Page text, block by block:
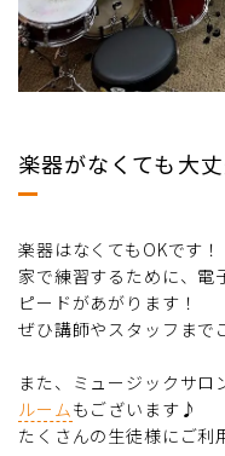
楽器がなくても大
楽器はなくてもOKです！
家で練習するために、電
ピードがあがります！
ぜひ講師やスタッフまで
また、ミュージックサロ
ルーム もございます♪
たくさんの生徒様にご利